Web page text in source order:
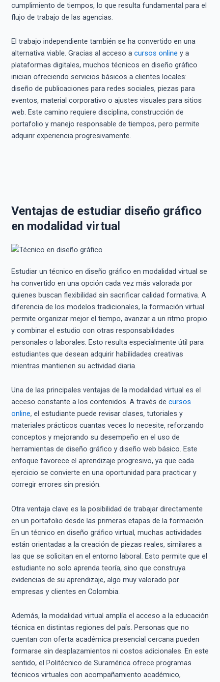
cumplimiento de tiempos, lo que resulta fundamental para el
flujo de trabajo de las agencias.
El trabajo independiente también se ha convertido en una
alternativa viable. Gracias al acceso a cursos online y a
plataformas digitales, muchos técnicos en diseño gráfico
inician ofreciendo servicios básicos a clientes locales:
diseño de publicaciones para redes sociales, piezas para
eventos, material corporativo o ajustes visuales para sitios
web. Este camino requiere disciplina, construcción de
portafolio y manejo responsable de tiempos, pero permite
adquirir experiencia progresivamente.
Ventajas de estudiar diseño gráfico
en modalidad virtual
Estudiar un técnico en diseño gráfico en modalidad virtual se
ha convertido en una opción cada vez más valorada por
quienes buscan flexibilidad sin sacrificar calidad formativa. A
diferencia de los modelos tradicionales, la formación virtual
permite organizar mejor el tiempo, avanzar a un ritmo propio
y combinar el estudio con otras responsabilidades
personales o laborales. Esto resulta especialmente útil para
estudiantes que desean adquirir habilidades creativas
mientras mantienen su actividad diaria.
Una de las principales ventajas de la modalidad virtual es el
acceso constante a los contenidos. A través de cursos
online, el estudiante puede revisar clases, tutoriales y
materiales prácticos cuantas veces lo necesite, reforzando
conceptos y mejorando su desempeño en el uso de
herramientas de diseño gráfico y diseño web básico. Este
enfoque favorece el aprendizaje progresivo, ya que cada
ejercicio se convierte en una oportunidad para practicar y
corregir errores sin presión.
Otra ventaja clave es la posibilidad de trabajar directamente
en un portafolio desde las primeras etapas de la formación.
En un técnico en diseño gráfico virtual, muchas actividades
están orientadas a la creación de piezas reales, similares a
las que se solicitan en el entorno laboral. Esto permite que el
estudiante no solo aprenda teoría, sino que construya
evidencias de su aprendizaje, algo muy valorado por
empresas y clientes en Colombia.
Además, la modalidad virtual amplía el acceso a la educación
técnica en distintas regiones del país. Personas que no
cuentan con oferta académica presencial cercana pueden
formarse sin desplazamientos ni costos adicionales. En este
sentido, el Politécnico de Suramérica ofrece programas
técnicos virtuales con acompañamiento académico,